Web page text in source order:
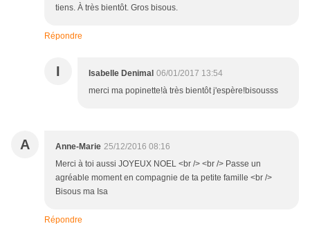
tiens. À très bientôt. Gros bisous.
Répondre
I Isabelle Denimal 06/01/2017 13:54
merci ma popinette!à très bientôt j'espère!bisousss
A Anne-Marie 25/12/2016 08:16
Merci à toi aussi JOYEUX NOEL <br /> <br /> Passe un
agréable moment en compagnie de ta petite famille <br />
Bisous ma Isa
Répondre